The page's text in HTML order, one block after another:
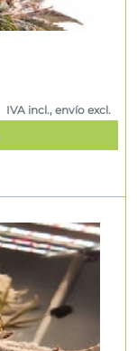
IVA incl., envío excl.